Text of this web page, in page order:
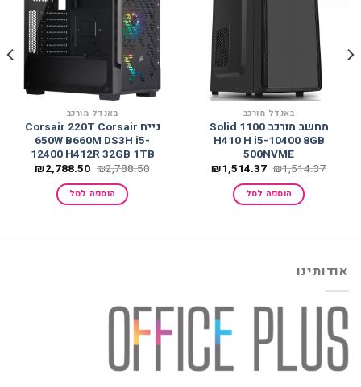
למועדפים
באנדל מורכב
מחשב מורכב Solid 1100
H410 H i5-10400 8GB
500NVME
₪1,514.37 המחיר
היה:
₪1,514.37.
₪1,514.37 המחיר
הוספה לסל
הוסף
למועדפים
באנדל מורכב
נייח Corsair 220T Corsair
650W B660M DS3H i5-
12400 H412R 32GB 1TB
₪2,788.50 המחיר
היה:
₪2,788.50.
₪2,788.50 המחיר
הוספה לסל
אודותינו